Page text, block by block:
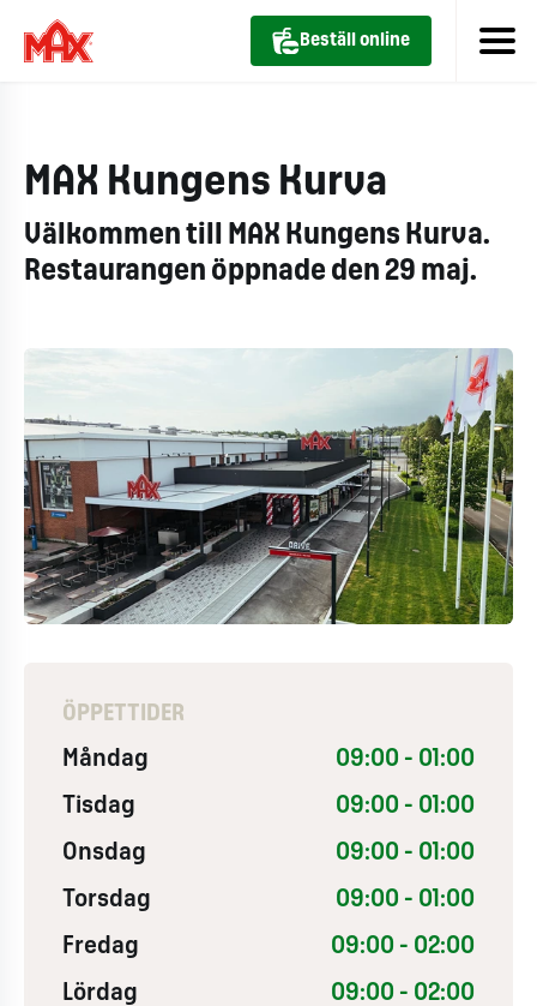
Beställ online
MAX Kungens Kurva
Välkommen till MAX Kungens Kurva.
Restaurangen öppnade den 29 maj.
ÖPPETTIDER
Måndag 09:00 - 01:00
Tisdag 09:00 - 01:00
Onsdag 09:00 - 01:00
Torsdag 09:00 - 01:00
Fredag 09:00 - 02:00
Lördag 09:00 - 02:00